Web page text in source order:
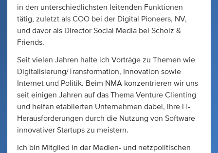
in den unterschiedlichsten leitenden Funktionen
tätig, zuletzt als COO bei der Digital Pioneers, NV,
und davor als Director Social Media bei Scholz &
Friends.
Seit vielen Jahren halte ich Vorträge zu Themen wie
Digitalisierung/Transformation, Innovation sowie
Internet und Politik. Beim NMA konzentrieren wir uns
seit einigen Jahren auf das Thema Venture Clienting
und helfen etablierten Unternehmen dabei, ihre IT-
Herausforderungen durch die Nutzung von Software
innovativer Startups zu meistern.
Ich bin Mitglied in der Medien- und netzpolitischen